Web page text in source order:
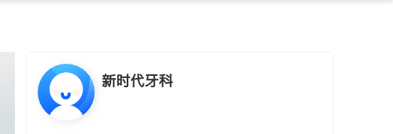
新时代牙科